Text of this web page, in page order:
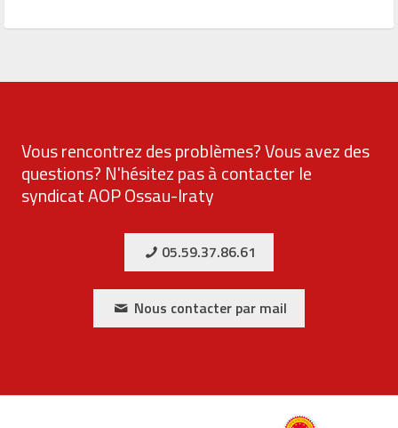
Vous rencontrez des problèmes? Vous avez des
questions? N'hésitez pas à contacter le
syndicat AOP Ossau-Iraty
05.59.37.86.61
Nous contacter par mail